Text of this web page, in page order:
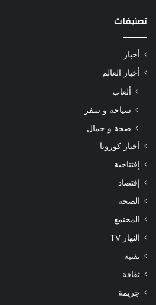
تصنيفات
أخبار
أخبار العالم
ألعاب
سياحة و سفر
صحة و جمال
أخبار كورونا
إفتتاحية
إقتصاد
الصحة
المجتمع
النهار TV
تقنية
ثقافة
جريمة